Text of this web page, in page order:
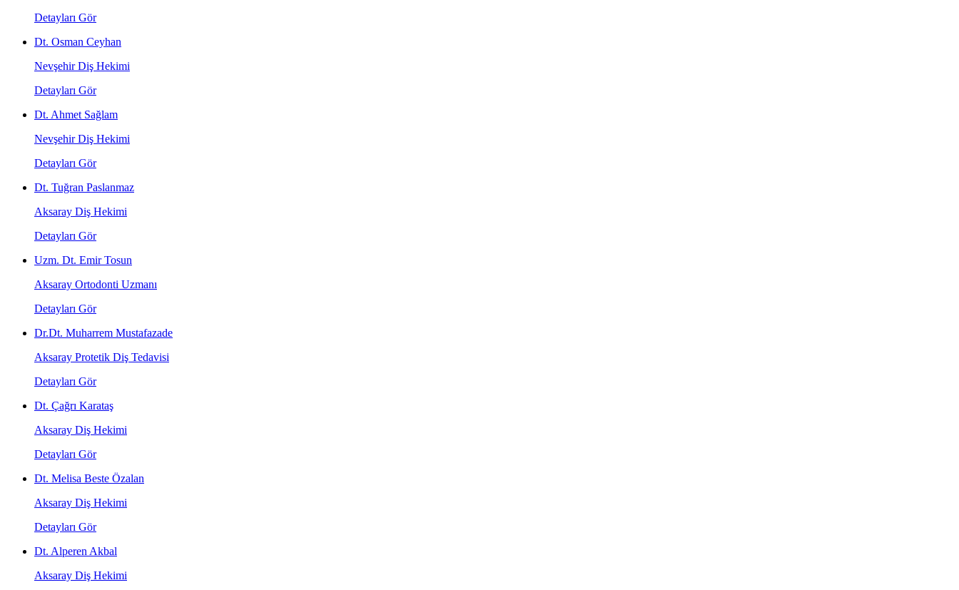
Detayları Gör
Dt. Osman Ceyhan
Nevşehir Diş Hekimi
Detayları Gör
Dt. Ahmet Sağlam
Nevşehir Diş Hekimi
Detayları Gör
Dt. Tuğran Paslanmaz
Aksaray Diş Hekimi
Detayları Gör
Uzm. Dt. Emir Tosun
Aksaray Ortodonti Uzmanı
Detayları Gör
Dr.Dt. Muharrem Mustafazade
Aksaray Protetik Diş Tedavisi
Detayları Gör
Dt. Çağrı Karataş
Aksaray Diş Hekimi
Detayları Gör
Dt. Melisa Beste Özalan
Aksaray Diş Hekimi
Detayları Gör
Dt. Alperen Akbal
Aksaray Diş Hekimi